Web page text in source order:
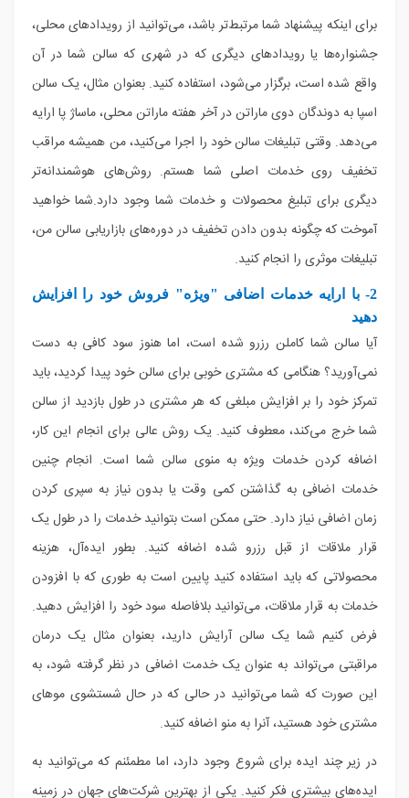
برای اینکه پیشنهاد شما مرتبط‌‌تر باشد، می‌توانید از رویدادهای محلی،
جشنواره‌ها یا رویدادهای دیگری که در شهری که سالن شما در آن
واقع شده است، برگزار می‌شود، استفاده کنید. بعنوان مثال، یک سالن
اسپا به دوندگان دوی ماراتن در آخر هفته ماراتن محلی، ماساژ پا ارایه
می‌دهد. وقتی تبلیغات سالن خود را اجرا می‌کنید، من همیشه مراقب
تخفیف روی خدمات اصلی شما هستم. روش‌های هوشمندانه‌تر
دیگری برای تبلیغ محصولات و خدمات شما وجود دارد.شما خواهید
آموخت که چگونه بدون دادن تخفیف در دوره‌های بازاریابی سالن من،
تبلیغات موثری را انجام کنید.
2- با ارایه خدمات اضافی " ویژه" فروش خود را افزایش
دهید
آیا سالن شما کاملن رزرو شده است، اما هنوز سود کافی به دست
نمی‌آورید؟ هنگامی که مشتری خوبی برای سالن خود پیدا کردید، باید
تمرکز خود را بر افزایش مبلغی که هر مشتری در طول بازدید از سالن
شما خرج می‌کند، معطوف کنید. یک روش عالی برای انجام این کار،
اضافه کردن خدمات ویژه به منوی سالن شما است. انجام چنین
خدمات اضافی به گذاشتن کمی وقت یا بدون نیاز به سپری کردن
زمان اضافی نیاز دارد. حتی ممکن است بتوانید خدمات را در طول یک
قرار ملاقات از قبل رزرو شده اضافه کنید. بطور ایده‌آل، هزینه
محصولاتی که باید استفاده کنید پایین است به طوری که با افزودن
خدمات به قرار ملاقات، می‌توانید بلافاصله سود خود را افزایش دهید.
فرض کنیم شما یک سالن آرایش دارید، بعنوان مثال یک درمان
مراقبتی می‌تواند به عنوان یک خدمت اضافی در نظر گرفته شود، به
این صورت که شما می‌توانید در حالی که در حال شستشوی موهای
مشتری خود هستید، آنرا به منو اضافه کنید.
در زیر چند ایده برای شروع وجود دارد، اما مطمئنم که می‌توانید به
ایده‌های بیشتری فکر کنید. یکی از بهترین شرکت‌های جهان در زمینه